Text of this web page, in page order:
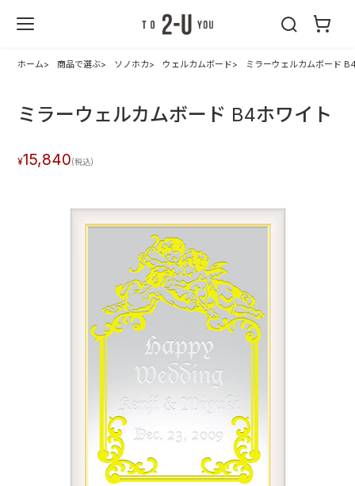
ホーム 商品で選ぶ ソノホカ ウェルカムボード ミラーウェルカムボード
ミラーウェルカムボード B4ホワイト
15,840